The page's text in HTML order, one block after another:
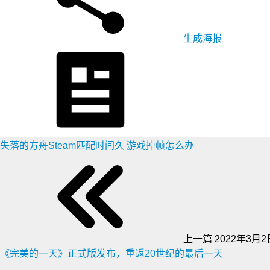
生成海报
失落的方舟Steam匹配时间久 游戏掉帧怎么办
上一篇 2022年3月2
《完美的一天》正式版发布，重返20世纪的最后一天